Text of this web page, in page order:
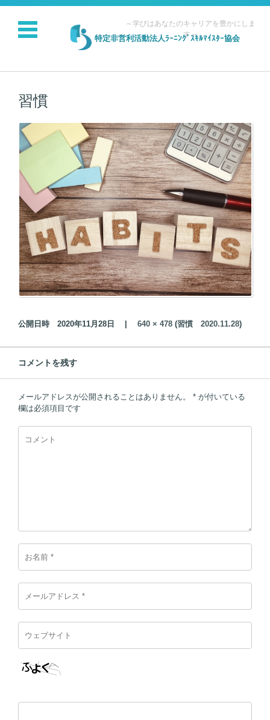
特定非営利活動法人ﾗｰﾆﾝｸﾞｽｷﾙﾏｲｽﾀｰ協会
～学びはあなたのキャリアを豊かにしま
す～
コンテンツに移動
習慣
公開日時 2020年11月28日 640 × 478 (習慣 2020.11.28)
コメントを残す
メールアドレスが公開されることはありません。 * が付いている
欄は必須項目です